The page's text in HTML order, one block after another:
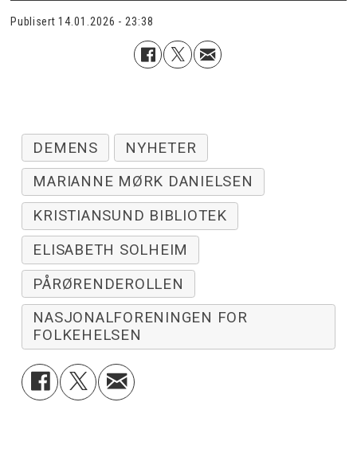
Publisert 14.01.2026 - 23:38
DEMENS
NYHETER
MARIANNE MØRK DANIELSEN
KRISTIANSUND BIBLIOTEK
ELISABETH SOLHEIM
PÅRØRENDEROLLEN
NASJONALFORENINGEN FOR
FOLKEHELSEN